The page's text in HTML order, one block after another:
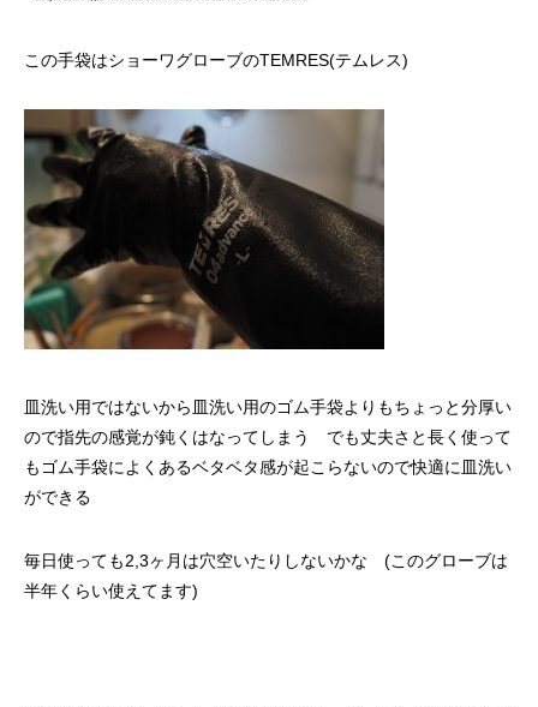
この手袋はショーワグローブのTEMRES(テムレス)
皿洗い用ではないから皿洗い用のゴム手袋よりもちょっと分厚い
ので指先の感覚が鈍くはなってしまう でも丈夫さと長く使って
もゴム手袋によくあるベタベタ感が起こらないので快適に皿洗い
ができる
毎日使っても2,3ヶ月は穴空いたりしないかな (このグローブは
半年くらい使えてます)